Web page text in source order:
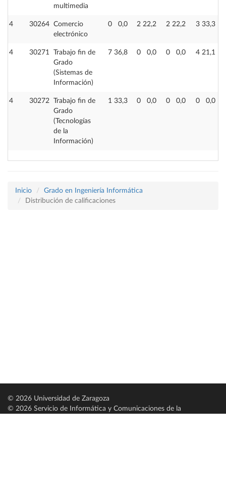
multimedia
4 30264 Comercio
electrónico
0 0,0 2 22,2 2 22,2 3 33,3
4 30271
Trabajo fin de
Grado
(Sistemas de
Información)
7 36,8 0 0,0 0 0,0 4 21,1
4 30272
Trabajo fin de
Grado
(Tecnologías
de la
Información)
1 33,3 0 0,0 0 0,0 0 0,0
Inicio
Grado en Ingeniería Informática
Distribución de calificaciones
© 2026 Universidad de Zaragoza
© 2026 Servicio de Informática y Comunicaciones de la